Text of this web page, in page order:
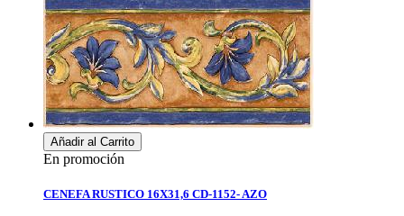
Añadir al Carrito
En promoción
CENEFA RUSTICO 16X31,6 CD-1152- AZO